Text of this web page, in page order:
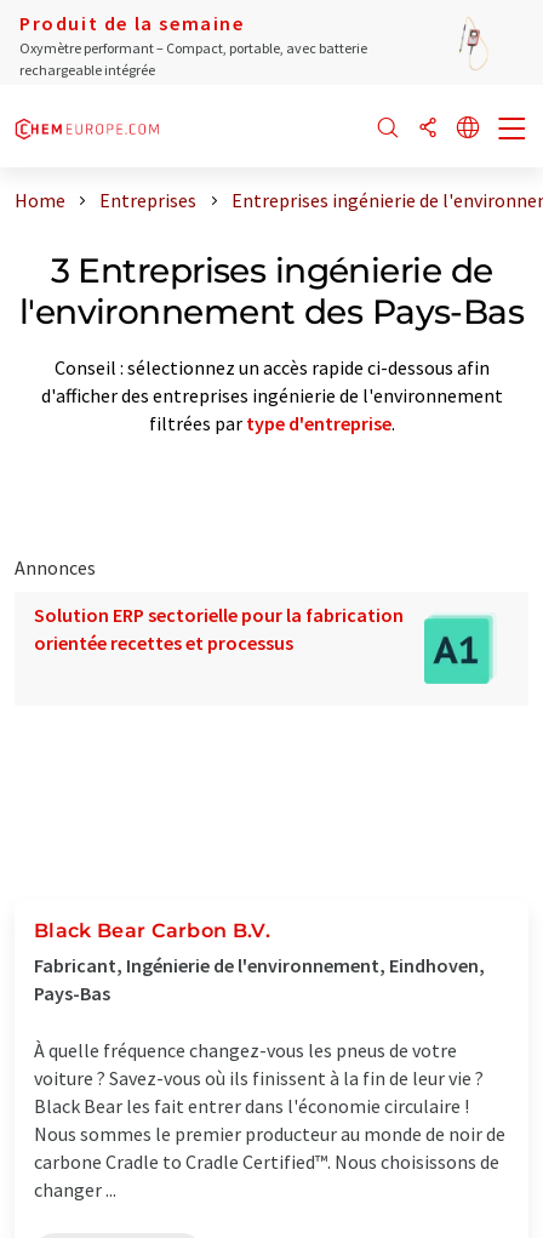
Produit de la semaine
Oxymètre performant – Compact, portable, avec batterie
rechargeable intégrée
Home Entreprises Entreprises ingénierie de
3 Entreprises ingénierie de
l'environnement des Pays-Bas
Conseil : sélectionnez un accès rapide ci-dessous afin
d'afficher des entreprises ingénierie de l'environnement
filtrées par type d'entreprise.
Annonces
Solution ERP sectorielle pour la fabrication
orientée recettes et processus
Black Bear Carbon B.V.
Fabricant, Ingénierie de l'environnement, Eindhoven,
Pays-Bas
À quelle fréquence changez-vous les pneus de votre
voiture ? Savez-vous où ils finissent à la fin de leur vie ?
Black Bear les fait entrer dans l'économie circulaire !
Nous sommes le premier producteur au monde de noir de
carbone Cradle to Cradle Certified™. Nous choisissons de
changer ...